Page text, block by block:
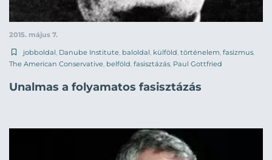
2015. május 7.
jobboldal Danube Institute baloldal külföld történelem fasizmus
The American Conservative belföld fasisztázás Paul Gottfried
Unalmas a folyamatos fasisztázás